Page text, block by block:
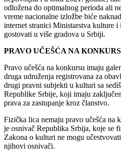
odložena do optimalnog perioda ali
vreme nacionalne izložbe biće
internet stranici Ministarstva kulture i
gostovati u više gradova u Srbiji.
PRAVO UČEŠĆA NA
Pravo učešća na konkursu imaju
druga udruženja registrovana za
drugi pravni subjekti u kulturi sa
Republike Srbije, koji imaju
prava za zastupanje kroz članstvo.
Fizička lica nemaju pravo učešća na
je osnivač Republika Srbija, koje se
Zakona o kulturi ne mogu
njihovi osnivači.